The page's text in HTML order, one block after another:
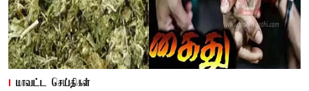
மாவட்ட செய்திகள்